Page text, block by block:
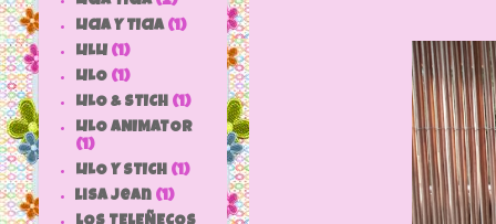
LICIA Y TICIA (1)
LILLI (1)
LILO (1)
LILO & STICH (1)
LILO ANIMATOR
(1)
LILO Y STICH (1)
lisa jean (1)